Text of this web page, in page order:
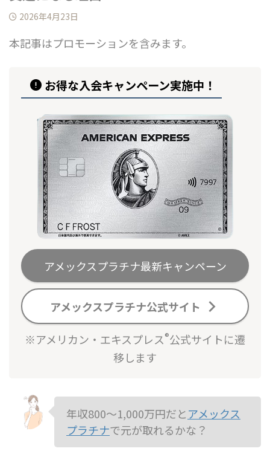
2026年4月23日
本記事はプロモーションを含みます。
お得な入会キャンペーン実施中！
アメックスプラチナ最新キャンペーン
アメックスプラチナ公式サイト
※アメリカン・エキスプレス®公式サイトに遷
移します
年収800〜1,000万円だとアメックス
プラチナで元が取れるかな？